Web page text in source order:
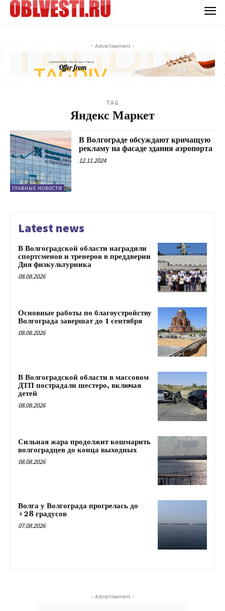
- Advertisement -
TAG
Яндекс Маркет
ГЛАВНЫЕ НОВОСТИ
В Волгограде обсуждают кричащую
рекламу на фасаде здания аэропорта
12.11.2024
Latest news
В Волгоградской области наградили
спортсменов и тренеров в преддверии
Дня физкультурника
08.08.2026
Основные работы по благоустройству
Волгограда завершат до 1 сентября
08.08.2026
В Волгоградской области в массовом
ДТП пострадали шестеро, включая
детей
08.08.2026
Сильная жара продолжит кошмарить
волгоградцев до конца выходных
08.08.2026
Волга у Волгограда прогрелась до
+28 градусов
07.08.2026
- Advertisement -